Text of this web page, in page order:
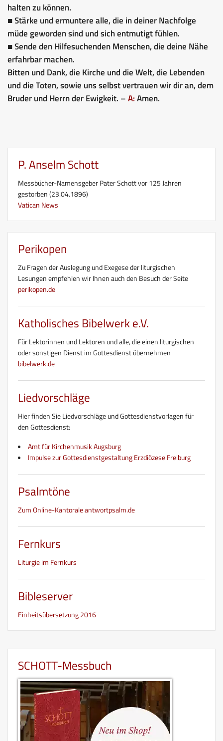
halten zu können.
■ Stärke und ermuntere alle, die in deiner Nachfolge
müde geworden sind und sich entmutigt fühlen.
■ Sende den Hilfesuchenden Menschen, die deine Nähe
erfahrbar machen.
Bitten und Dank, die Kirche und die Welt, die Lebenden
und die Toten, sowie uns selbst vertrauen wir dir an, dem
Bruder und Herrn der Ewigkeit. –A:Amen.
P. Anselm Schott
Messbücher-Namensgeber Pater Schott vor 125 Jahren
gestorben (23.04.1896)
Vatican News
Perikopen
Zu Fragen der Auslegung und Exegese der liturgischen
Lesungen empfehlen wir Ihnen auch den Besuch der Seite
perikopen.de
Katholisches Bibelwerk e.V.
Für Lektorinnen und Lektoren und alle, die einen liturgischen
oder sonstigen Dienst im Gottesdienst übernehmen
bibelwerk.de
Liedvorschläge
Hier finden Sie Liedvorschläge und Gottesdienstvorlagen für
den Gottesdienst:
Amt für Kirchenmusik Augsburg
Impulse zur Gottesdienstgestaltung Erzdiözese Freiburg
Psalmtöne
Zum Online-Kantorale antwortpsalm.de
Fernkurs
Liturgie im Fernkurs
Bibleserver
Einheitsübersetzung 2016
SCHOTT-Messbuch